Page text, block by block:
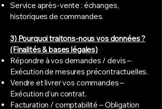
Service après-vente : échanges,
historiques de commandes.
3) Pourquoi traitons-nous vos données ?
(Finalités & bases légales)
Répondre à vos demandes / devis –
Exécution de mesures précontractuelles.
Vendre et livrer vos commandes –
Exécution d’un contrat.
Facturation / comptabilité – Obligation